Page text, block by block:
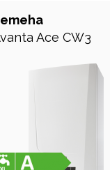
Ace CW3